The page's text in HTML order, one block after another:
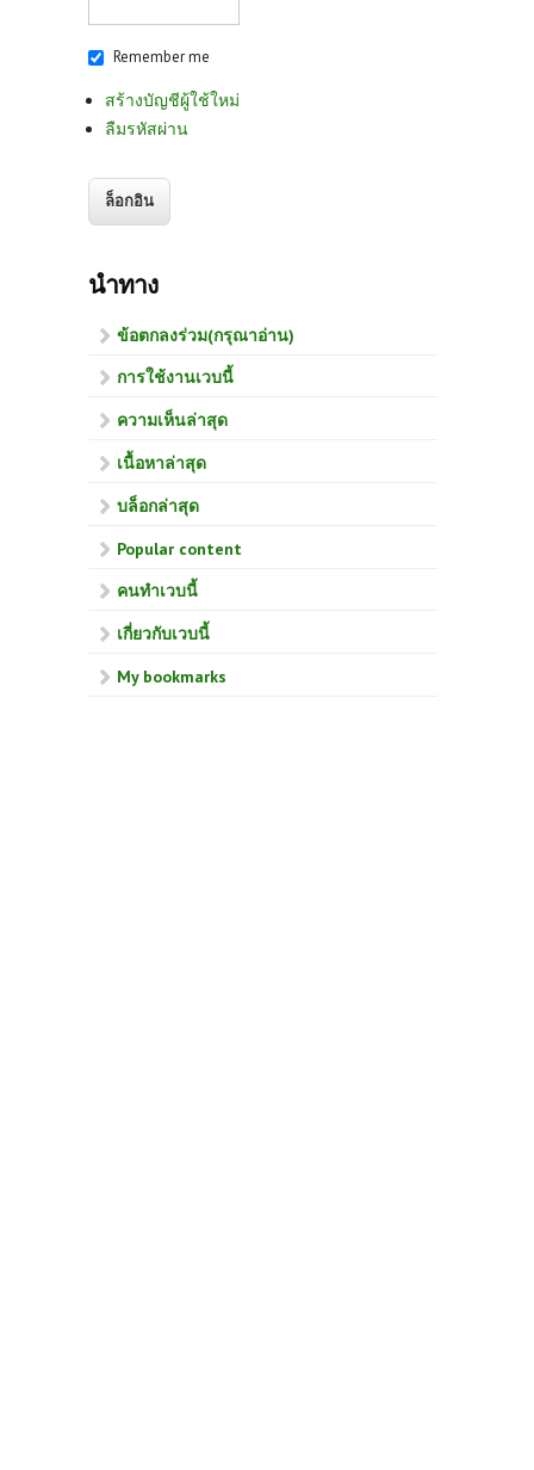
Remember me
สร้างบัญชีผู้ใช้ใหม่
ลืมรหัสผ่าน
นำทาง
ข้อตกลงร่วม(กรุณาอ่าน)
การใช้งานเวบนี้
ความเห็นล่าสุด
เนื้อหาล่าสุด
บล็อกล่าสุด
Popular content
คนทำเวบนี้
เกี่ยวกับเวบนี้
My bookmarks